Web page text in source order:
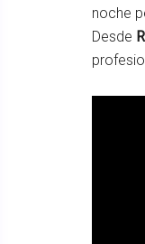
noche
Desde